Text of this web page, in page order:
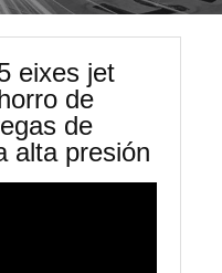
eixes jet
de
de
alta presión